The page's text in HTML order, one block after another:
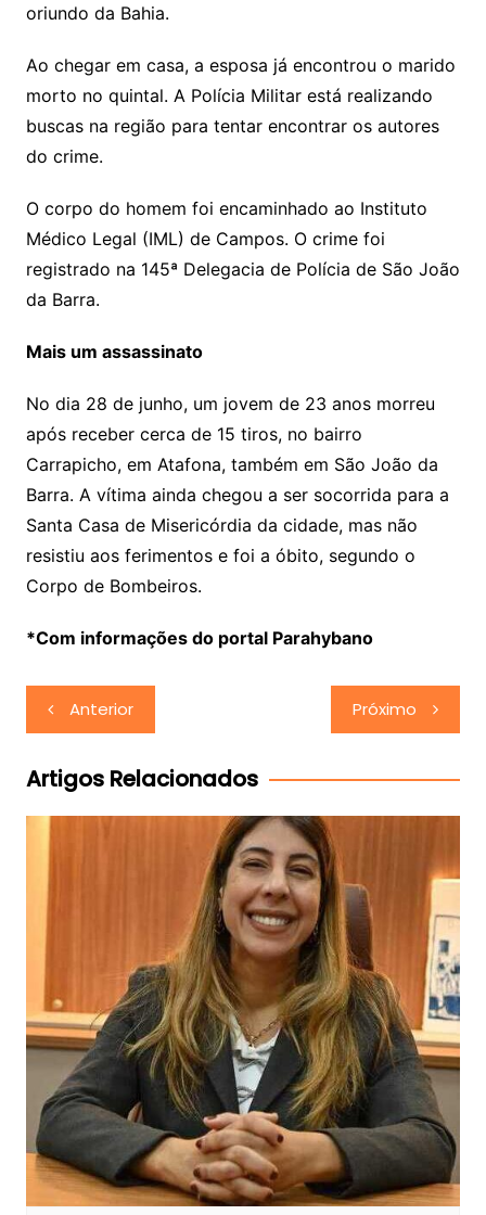
oriundo da Bahia.
Ao chegar em casa, a esposa já encontrou o marido
morto no quintal. A Polícia Militar está realizando
buscas na região para tentar encontrar os autores
do crime.
O corpo do homem foi encaminhado ao Instituto
Médico Legal (IML) de Campos. O crime foi
registrado na 145ª Delegacia de Polícia de São João
da Barra.
Mais um assassinato
No dia 28 de junho, um jovem de 23 anos morreu
após receber cerca de 15 tiros, no bairro
Carrapicho, em Atafona, também em São João da
Barra. A vítima ainda chegou a ser socorrida para a
Santa Casa de Misericórdia da cidade, mas não
resistiu aos ferimentos e foi a óbito, segundo o
Corpo de Bombeiros.
*Com informações do portal Parahybano
Navegação
de
Post
Anterior Próximo
Artigos Relacionados